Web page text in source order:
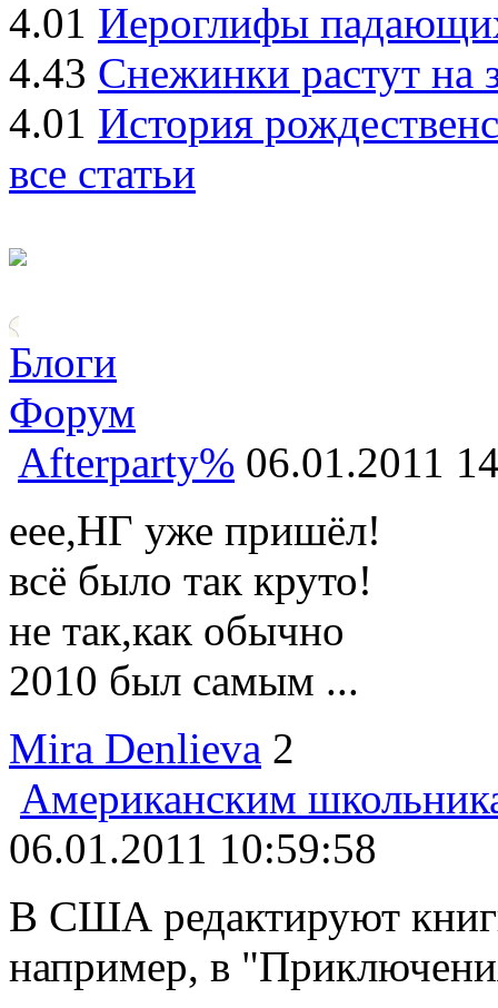
4.01 Иероглифы
4.43 Снежинки растут на
4.01 История
все статьи
Блоги
Форум
Afterparty% 06.01.2011
еее,НГ уже пришёл!
всё было так круто!
не так,как обычно
2010 был самым ...
Mira Denlieva 2
Американским
06.01.2011 10:59:58
В США редактируют
например, в